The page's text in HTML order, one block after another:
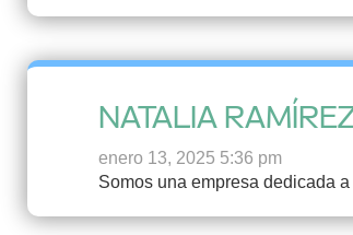
NATALIA
enero 13, 2025 5:36 pm
Somos una empresa dedicada